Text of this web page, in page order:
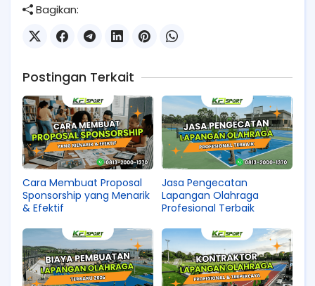
Bagikan:
Postingan Terkait
Cara Membuat Proposal
Sponsorship yang Menarik
& Efektif
Jasa Pengecatan
Lapangan Olahraga
Profesional Terbaik